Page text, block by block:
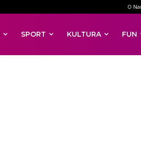
O
SPORT KULTURA FUN